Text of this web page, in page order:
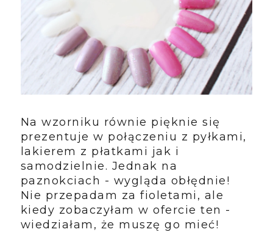
Na wzorniku równie pięknie się
prezentuje w połączeniu z pyłkami,
lakierem z płatkami jak i
samodzielnie. Jednak na
paznokciach - wygląda obłędnie!
Nie przepadam za fioletami, ale
kiedy zobaczyłam w ofercie ten -
wiedziałam, że muszę go mieć!